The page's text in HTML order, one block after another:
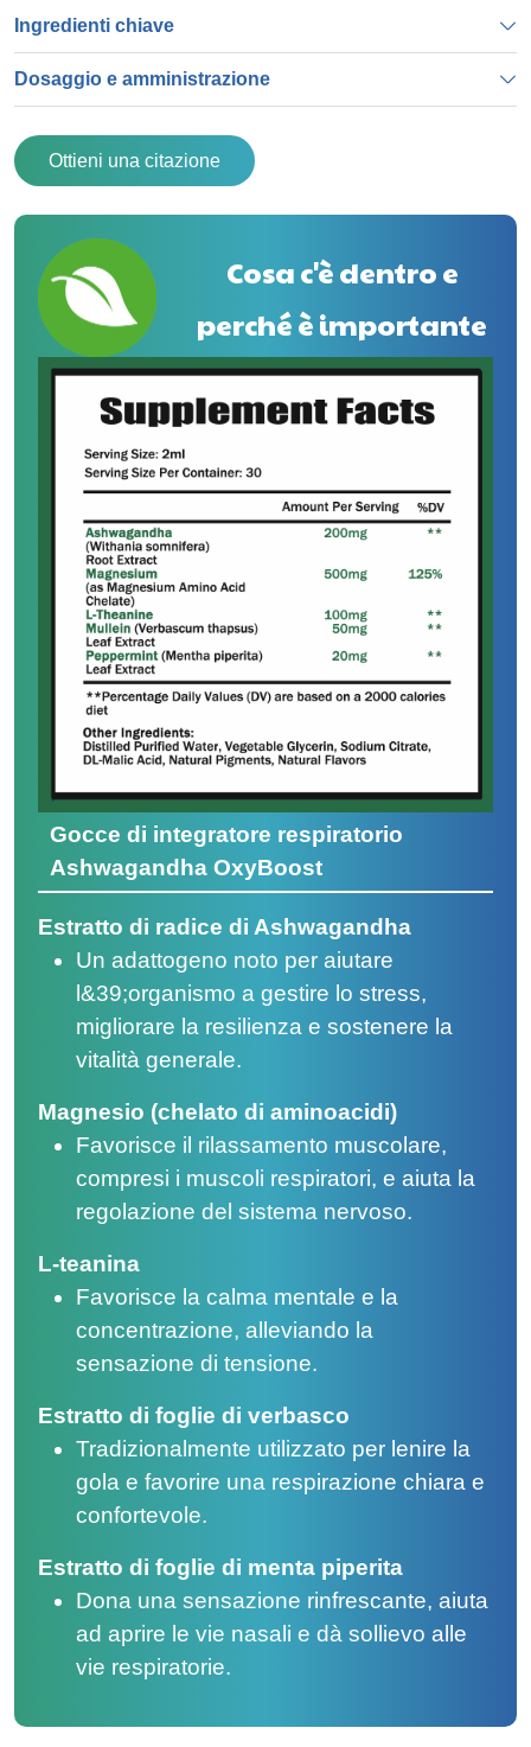
Ingredienti chiave
Dosaggio e amministrazione
Ottieni una citazione
Cosa c'è dentro e
perché è importante
Gocce di integratore respiratorio
Ashwagandha OxyBoost
Estratto di radice di Ashwagandha
Un adattogeno noto per aiutare
l&39;organismo a gestire lo stress,
migliorare la resilienza e sostenere la
vitalità generale.
Magnesio (chelato di aminoacidi)
Favorisce il rilassamento muscolare,
compresi i muscoli respiratori, e aiuta la
regolazione del sistema nervoso.
L-teanina
Favorisce la calma mentale e la
concentrazione, alleviando la
sensazione di tensione.
Estratto di foglie di verbasco
Tradizionalmente utilizzato per lenire la
gola e favorire una respirazione chiara e
confortevole.
Estratto di foglie di menta piperita
Dona una sensazione rinfrescante, aiuta
ad aprire le vie nasali e dà sollievo alle
vie respiratorie.